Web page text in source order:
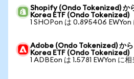
Shopify (Ondo Tokenized) か
Korea ETF (Ondo Tokenized)
1 SHOPon は 0.895406 EWYon
Adobe (Ondo Tokenized) か
Korea ETF (Ondo Tokenized)
1 ADBEon は 1.5781 EWYon に相